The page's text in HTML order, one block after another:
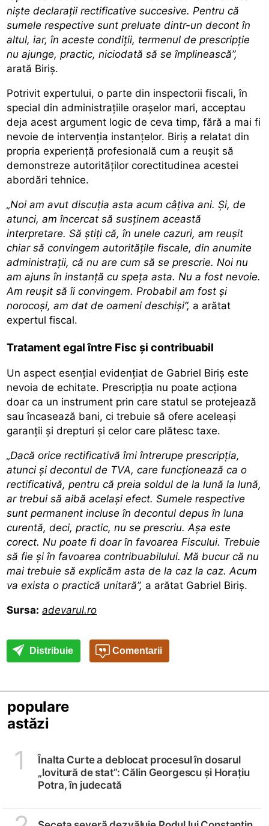
niște declarații rectificative succesive. Pentru că
sumele respective sunt preluate dintr-un decont în
altul, iar, în aceste condiții, termenul de prescripție
nu ajunge, practic, niciodată să se împlinească”,
arată Biriș.
Potrivit expertului, o parte din inspectorii fiscali, în
special din administrațiile orașelor mari, acceptau
deja acest argument logic de ceva timp, fără a mai fi
nevoie de intervenția instanțelor. Biriș a relatat din
propria experiență profesională cum a reușit să
demonstreze autorităților corectitudinea acestei
abordări tehnice.
„Noi am avut discuția asta acum câțiva ani. Și, de
atunci, am încercat să susținem această
interpretare. Să știți că, în unele cazuri, am reușit
chiar să convingem autoritățile fiscale, din anumite
administrații, că nu are cum să se prescrie. Noi nu
am ajuns în instanță cu speța asta. Nu a fost nevoie.
Am reușit să îi convingem. Probabil am fost și
norocoși, am dat de oameni deschiși”, a arătat
expertul fiscal.
Tratament egal între Fisc și contribuabil
Un aspect esențial evidențiat de Gabriel Biriș este
nevoia de echitate. Prescripția nu poate acționa
doar ca un instrument prin care statul se protejează
sau încasează bani, ci trebuie să ofere aceleași
garanții și drepturi și celor care plătesc taxe.
„Dacă orice rectificativă îmi întrerupe prescripția,
atunci și decontul de TVA, care funcționează ca o
rectificativă, pentru că preia soldul de la lună la lună,
ar trebui să aibă același efect. Sumele respective
sunt permanent incluse în decontul depus în luna
curentă, deci, practic, nu se prescriu. Așa este
corect. Nu poate fi doar în favoarea Fiscului. Trebuie
să fie și în favoarea contribuabilului. Mă bucur că nu
mai trebuie să explicăm asta de la caz la caz. Acum
va exista o practică unitară”, a arătat Gabriel Biriș.
Sursa: adevarul.ro
Distribuie Comentarii
populare
astăzi
1
Înalta Curte a deblocat procesul în dosarul
„lovitură de stat”: Călin Georgescu și Horațiu
Potra, în judecată